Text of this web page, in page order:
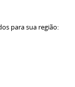
para sua região: